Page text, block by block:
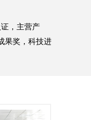
，主营产
果奖，科技进